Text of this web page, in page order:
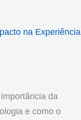
na Experiência
da
e como o